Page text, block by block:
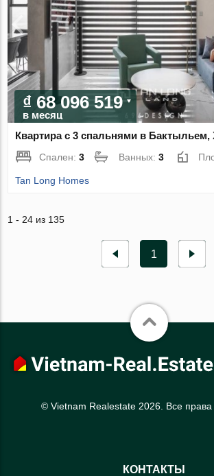
₫ 68 096 519
в месяц
Квартира с 3 спальнями в
Спален:3 Ванных:3
Tan Long Homes
1 - 24 из 135
1
© Vietnam Realestate 2026. Все
КОНТАКТЫ